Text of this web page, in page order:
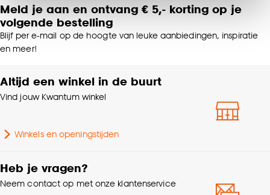
van alle cookies, of klik op ‘weigeren’ om alleen de
noodzakelijke cookies te accepteren. Je kunt er ook
voor kiezen om bepaalde cookies wel of niet te
Goed om te weten is dat je deze keuze altijd nog
cookieverklaring.
Diameter (filter) 20-24cm
Type schaal
Doorsnede 23.5 CM
Breedte 24.5 CM
Meld je aan en ontvang € 5,- korting op je
volgende bestelling
Blijf per e-mail op de hoogte van leuke aanbiedingen, inspiratie
en meer!
Altijd een winkel in de buurt
Vind jouw Kwantum winkel
Winkels en openingstijden
Heb je vragen?
Neem contact op met onze klantenservice